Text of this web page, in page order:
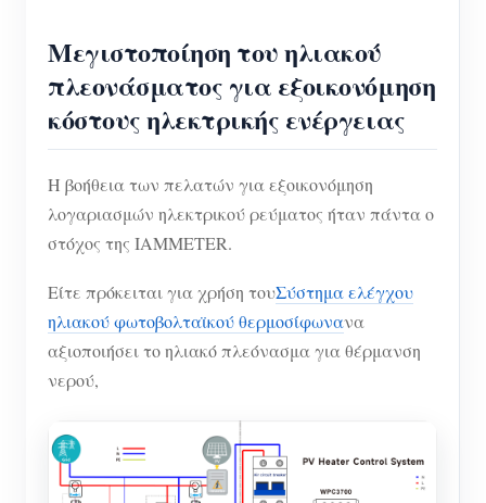
Μεγιστοποίηση του ηλιακού
πλεονάσματος για εξοικονόμηση
κόστους ηλεκτρικής ενέργειας
Η βοήθεια των πελατών για εξοικονόμηση
λογαριασμών ηλεκτρικού ρεύματος ήταν πάντα ο
στόχος της IAMMETER.
Είτε πρόκειται για χρήση τουΣύστημα ελέγχου
ηλιακού φωτοβολταϊκού θερμοσίφωνανα
αξιοποιήσει το ηλιακό πλεόνασμα για θέρμανση
νερού,